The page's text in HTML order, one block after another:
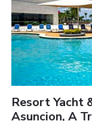
Resort Yacht
Asuncion, A